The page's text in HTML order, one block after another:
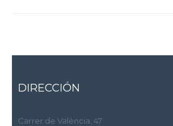
DIRECCIÓN
Carrer de València, 47